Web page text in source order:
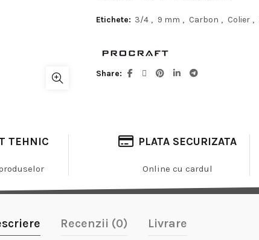
Etichete: 3/4 , 9 mm , Carbon , Colier ,
Share
TEHNIC PLATA SECURIZATA
Online cu cardul
Recenzii (0) Livrare